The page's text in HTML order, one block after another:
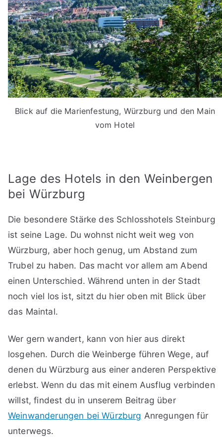
Blick auf die Marienfestung, Würzburg und den Main
vom Hotel
Lage des Hotels in den Weinbergen
bei Würzburg
Die besondere Stärke des Schlosshotels Steinburg
ist seine Lage. Du wohnst nicht weit weg von
Würzburg, aber hoch genug, um Abstand zum
Trubel zu haben. Das macht vor allem am Abend
einen Unterschied. Während unten in der Stadt
noch viel los ist, sitzt du hier oben mit Blick über
das Maintal.
Wer gern wandert, kann von hier aus direkt
losgehen. Durch die Weinberge führen Wege, auf
denen du Würzburg aus einer anderen Perspektive
erlebst. Wenn du das mit einem Ausflug verbinden
willst, findest du in unserem Beitrag über
Weinwanderungen bei Würzburg Anregungen für
unterwegs.